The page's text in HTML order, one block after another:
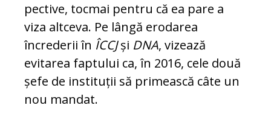
pec­tive, tocmai pen­tru că ea pa­re a
viza altceva. Pe lân­gă ero­darea
încrederii în ÎCCJși DNA, vizează
evitarea fap­tu­lui ca, în 2016, cele două
șefe de instituții să primească câte un
nou man­dat.